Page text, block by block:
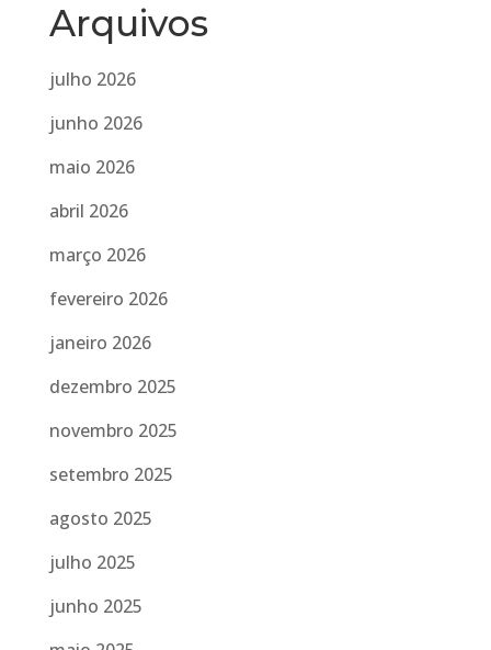
Arquivos
julho 2026
junho 2026
maio 2026
abril 2026
março 2026
fevereiro 2026
janeiro 2026
dezembro 2025
novembro 2025
setembro 2025
agosto 2025
julho 2025
junho 2025